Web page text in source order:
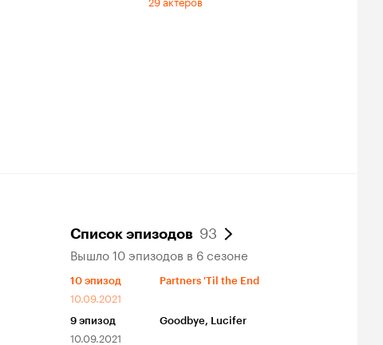
Список эпизодов 93
Вышло 10 эпизодов в 6 сезоне
10 эпизод
10.09.2021
Partners 'Til the End
9 эпизод
10.09.2021
Goodbye, Lucifer